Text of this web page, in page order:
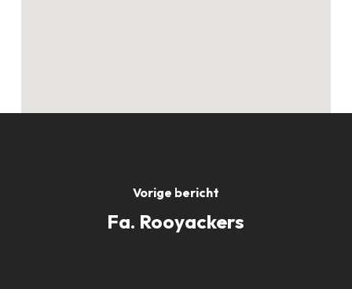
Vorige bericht
Fa. Rooyackers